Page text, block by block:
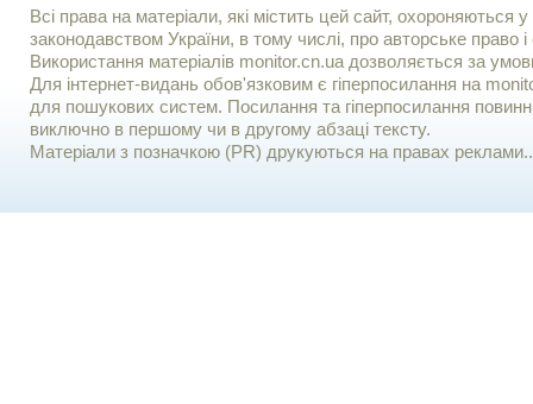
Всі права на матеріали, які містить цей сайт, охороняються у
законодавством України, в тому числі, про авторське право і
Використання матерiалiв monitor.cn.ua дозволяється за
Для iнтернет-видань обов'язковим є гiперпосилання на
для пошукових систем. Посилання та гіперпосилання
виключно в першому чи в другому абзаці тексту.
Матеріали з позначкою (PR) друкуються на правах реклами..